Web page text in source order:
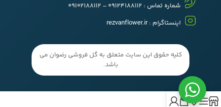
شماره تماس : 09124188112 – 09102188112
اینستاگرام :rezvanflower.ir
کلیه حقوق این سایت متعلق به گل فروشی رضوان می
باشد.
0